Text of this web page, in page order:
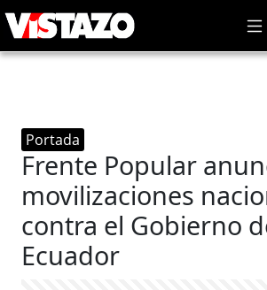
Portada
Frente Popular
movilizaciones
contra el Gobierno
Ecuador